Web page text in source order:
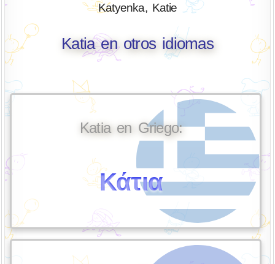
Katyenka, Katie
Katia en otros idiomas
Katia en Griego:
Κάτια